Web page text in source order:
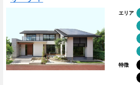
エリア
特徴